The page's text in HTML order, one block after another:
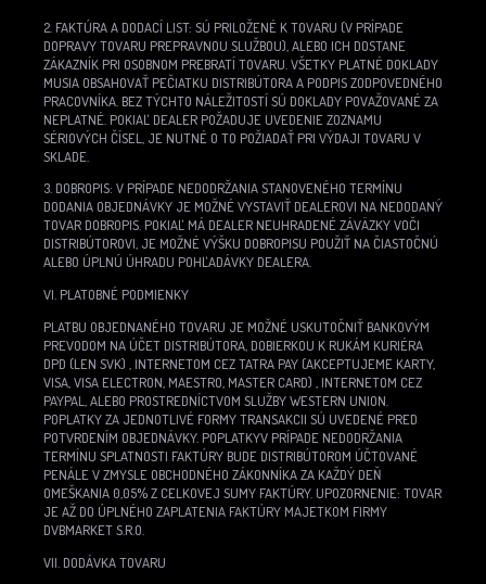
2. FAKTÚRA A DODACÍ LIST: SÚ PRILOŽENÉ K TOVARU (V PRÍPADE
DOPRAVY TOVARU PREPRAVNOU SLUŽBOU), ALEBO ICH DOSTANE
ZÁKAZNÍK PRI OSOBNOM PREBRATÍ TOVARU. VŠETKY PLATNÉ DOKLADY
MUSIA OBSAHOVAŤ PEČIATKU DISTRIBÚTORA A PODPIS ZODPOVEDNÉHO
PRACOVNÍKA. BEZ TÝCHTO NÁLEŽITOSTÍ SÚ DOKLADY POVAŽOVANÉ ZA
NEPLATNÉ. POKIAĽ DEALER POŽADUJE UVEDENIE ZOZNAMU
SÉRIOVÝCH ČÍSEL, JE NUTNÉ O TO POŽIADAŤ PRI VÝDAJI TOVARU V
SKLADE.
3. DOBROPIS: V PRÍPADE NEDODRŽANIA STANOVENÉHO TERMÍNU
DODANIA OBJEDNÁVKY JE MOŽNÉ VYSTAVIŤ DEALEROVI NA NEDODANÝ
TOVAR DOBROPIS. POKIAĽ MÁ DEALER NEUHRADENÉ ZÁVÄZKY VOČI
DISTRIBÚTOROVI, JE MOŽNÉ VÝŠKU DOBROPISU POUŽIŤ NA ČIASTOČNÚ
ALEBO ÚPLNÚ ÚHRADU POHĽADÁVKY DEALERA.
VI. PLATOBNÉ PODMIENKY
PLATBU OBJEDNANÉHO TOVARU JE MOŽNÉ USKUTOČNIŤ BANKOVÝM
PREVODOM NA ÚČET DISTRIBÚTORA, DOBIERKOU K RUKÁM KURIÉRA
DPD (LEN SVK) , INTERNETOM CEZ TATRA PAY (AKCEPTUJEME KARTY,
VISA, VISA ELECTRON, MAESTRO, MASTER CARD) , INTERNETOM CEZ
PAYPAL, ALEBO PROSTREDNÍCTVOM SLUŽBY WESTERN UNION.
POPLATKY ZA JEDNOTLIVÉ FORMY TRANSAKCII SÚ UVEDENÉ PRED
POTVRDENÍM OBJEDNÁVKY. POPLATKYV PRÍPADE NEDODRŽANIA
TERMÍNU SPLATNOSTI FAKTÚRY BUDE DISTRIBÚTOROM ÚČTOVANÉ
PENÁLE V ZMYSLE OBCHODNÉHO ZÁKONNÍKA ZA KAŽDÝ DEŇ
OMEŠKANIA 0,05% Z CELKOVEJ SUMY FAKTÚRY. UPOZORNENIE: TOVAR
JE AŽ DO ÚPLNÉHO ZAPLATENIA FAKTÚRY MAJETKOM FIRMY
DVBMARKET S.R.O.
VII. DODÁVKA TOVARU